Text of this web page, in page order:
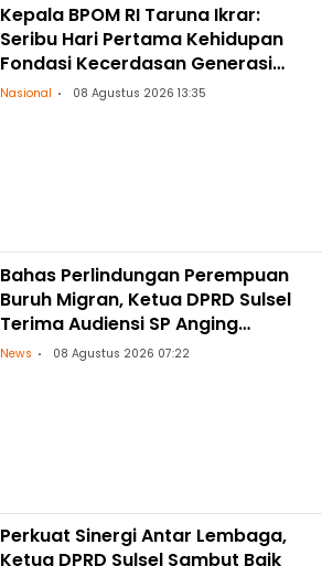
Kepala BPOM RI Taruna Ikrar:
Seribu Hari Pertama Kehidupan
Fondasi Kecerdasan Generasi
Masa Depan
Nasional 08 Agustus 2026 13:35
Bahas Perlindungan Perempuan
Buruh Migran, Ketua DPRD Sulsel
Terima Audiensi SP Anging
Mammiri
News 08 Agustus 2026 07:22
Perkuat Sinergi Antar Lembaga,
Ketua DPRD Sulsel Sambut Baik